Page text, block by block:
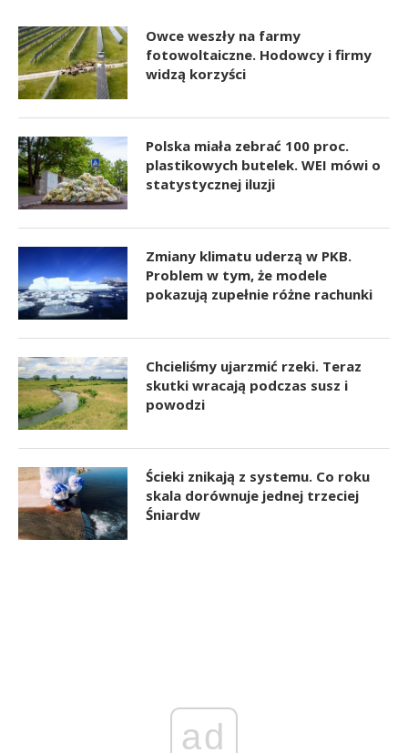
Owce weszły na farmy
fotowoltaiczne. Hodowcy i firmy
widzą korzyści
Polska miała zebrać 100 proc.
plastikowych butelek. WEI mówi o
statystycznej iluzji
Zmiany klimatu uderzą w PKB.
Problem w tym, że modele
pokazują zupełnie różne rachunki
Chcieliśmy ujarzmić rzeki. Teraz
skutki wracają podczas susz i
powodzi
Ścieki znikają z systemu. Co roku
skala dorównuje jednej trzeciej
Śniardw
ad